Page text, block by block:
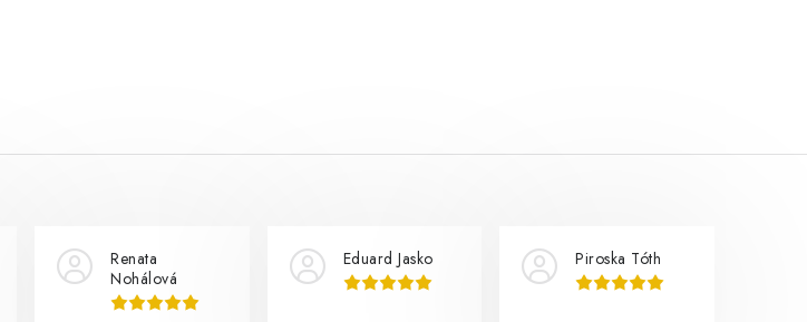
Renata
Nohálová
Eduard Jasko Piroska Tóth